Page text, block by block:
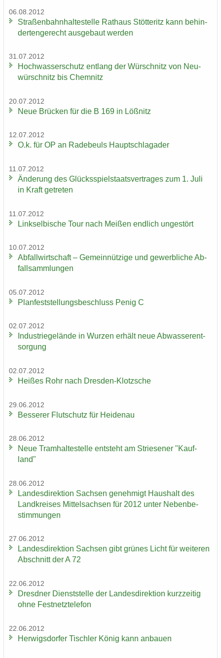
06.08.2012
Stra­ßen­bahn­hal­te­stel­le Rat­haus Stöt­teritz kann be­hin­
der­ten­ge­recht aus­ge­baut wer­den
31.07.2012
Hoch­was­ser­schutz ent­lang der Wür­schnitz von Neu­
wür­schnitz bis Chem­nitz
20.07.2012
Neue Brü­cken für die B 169 in Löß­nitz
12.07.2012
O.k. für OP an Ra­de­beuls Haupt­schlag­ader
11.07.2012
Än­de­rung des Glücks­spiel­staats­ver­tra­ges zum 1. Juli
in Kraft ge­tre­ten
11.07.2012
Linksel­bi­sche Tour nach Mei­ßen end­lich un­ge­stört
10.07.2012
Ab­fall­wirt­schaft – Ge­mein­nüt­zi­ge und ge­werb­li­che Ab­
fall­samm­lun­gen
05.07.2012
Plan­fest­stel­lungs­be­schluss Penig C
02.07.2012
In­dus­trie­ge­län­de in Wur­zen er­hält neue Ab­was­ser­ent­
sor­gung
02.07.2012
Hei­ßes Rohr nach Dresden-​Klotzsche
29.06.2012
Bes­se­rer Flut­schutz für Hei­den­au
28.06.2012
Neue Tram­hal­te­stel­le ent­steht am Strie­se­ner "Kauf­
land"
28.06.2012
Lan­des­di­rek­ti­on Sach­sen ge­neh­migt Haus­halt des
Land­krei­ses Mit­tel­sach­sen für 2012 unter Ne­ben­be­
stim­mun­gen
27.06.2012
Lan­des­di­rek­ti­on Sach­sen gibt grü­nes Licht für wei­te­ren
Ab­schnitt der A 72
22.06.2012
Dresd­ner Dienst­stel­le der Lan­des­di­rek­ti­on kurz­zei­tig
ohne Fest­netz­te­le­fon
22.06.2012
Her­wigs­dor­fer Tisch­ler König kann an­bau­en